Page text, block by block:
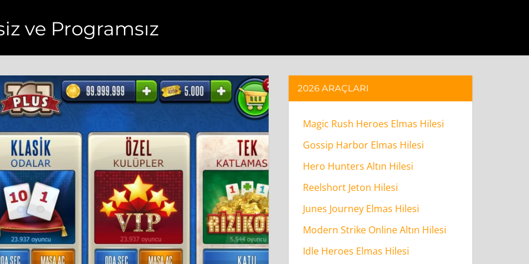
ve Programsız
2026 ARAÇLARI
Magic Rush Heroes Elmas Hilesi
Gossip Harbor Elmas Hilesi
Hero Hunters Altın Hilesi
Reelshort Jeton Hilesi
Junes Journey Elmas Hilesi
Modern Strike Online Altın Hilesi
Idle Heroes Elmas Hilesi